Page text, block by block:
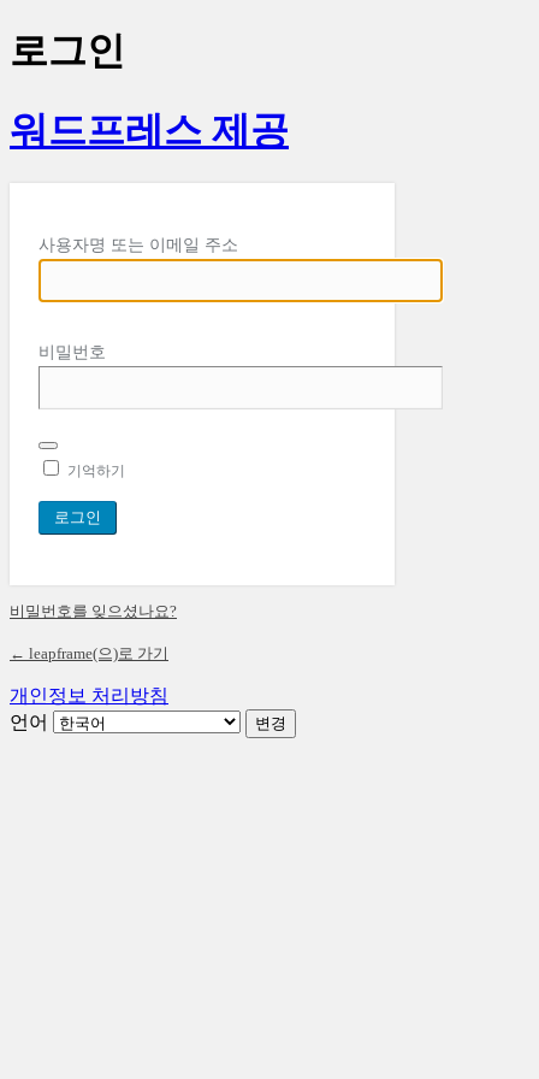
로그인
워드프레스 제공
사용자명 또는 이메일 주소
비밀번호
기억하기
비밀번호를 잊으셨나요?
← leapframe(으)로 가기
개인정보 처리방침
언어